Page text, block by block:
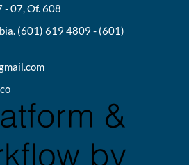
- 07, Of. 608
(601) 619 4809 - (601)